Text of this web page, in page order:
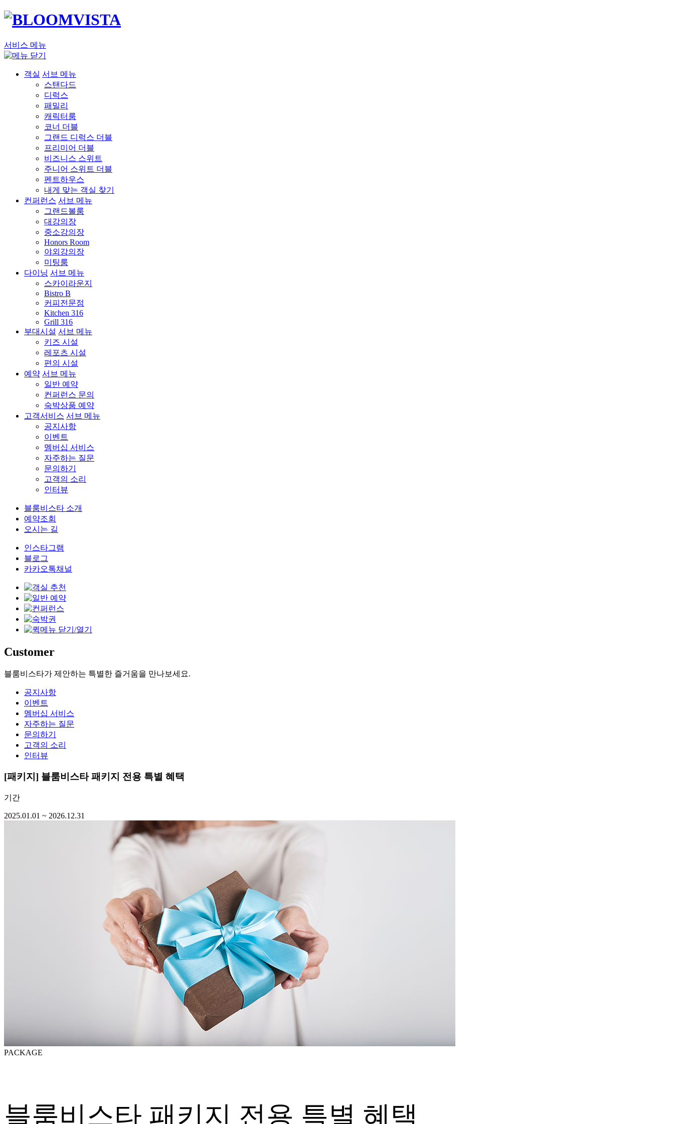
서비스 메뉴
객실 서브 메뉴
스탠다드
디럭스
패밀리
캐릭터룸
코너 더블
그랜드 디럭스 더블
프리미어 더블
비즈니스 스위트
주니어 스위트 더블
펜트하우스
내게 맞는 객실 찾기
컨퍼런스 서브 메뉴
그랜드볼룸
대강의장
중소강의장
Honors Room
야외강의장
미팅룸
다이닝 서브 메뉴
스카이라운지
Bistro B
커피전문점
Kitchen 316
Grill 316
부대시설 서브 메뉴
키즈 시설
레포츠 시설
편의 시설
예약 서브 메뉴
일반 예약
컨퍼런스 문의
숙박상품 예약
고객서비스 서브 메뉴
공지사항
이벤트
멤버십 서비스
자주하는 질문
문의하기
고객의 소리
인터뷰
블룸비스타 소개
예약조회
오시는 길
인스타그램
블로그
카카오톡채널
Customer
블룸비스타가 제안하는 특별한 즐거움을 만나보세요.
공지사항
이벤트
멤버십 서비스
자주하는 질문
문의하기
고객의 소리
인터뷰
[패키지] 블룸비스타 패키지 전용 특별 혜택
기간
2025.01.01 ~ 2026.12.31
PACKAGE
블룸비스타 패키지 전용 특별 혜택